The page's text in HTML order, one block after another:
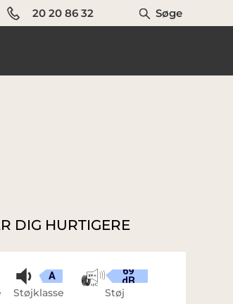
20 20 86 32 Søge
DIG HURTIGERE
A
Støjklasse
69
dB
Støj